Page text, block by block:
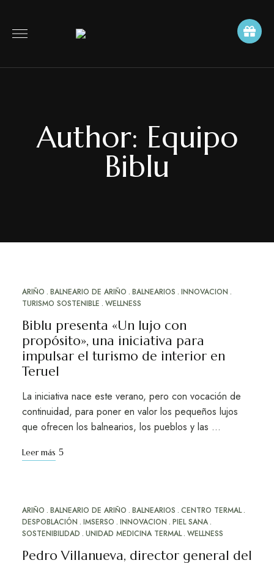
Author: Equipo
Biblu
JUL
17
ARIÑO BALNEARIO DE ARIÑO BALNEARIOS INNOVACION
TURISMO SOSTENIBLE WELLNESS
Biblu presenta «Un lujo con
propósito», una iniciativa para
impulsar el turismo de interior en
Teruel
La iniciativa nace este verano, pero con vocación de
continuidad, para poner en valor los pequeños lujos
que ofrecen los balnearios, los pueblos y las …
Leer más
JUN
12
ARIÑO BALNEARIO DE ARIÑO BALNEARIOS CENTRO TERMAL
DESPOBLACIÓN IMSERSO INNOVACION PIEL SANA
SOSTENIBILIDAD UNIDAD MEDICINA TERMAL WELLNESS
Pedro Villanueva, director general del